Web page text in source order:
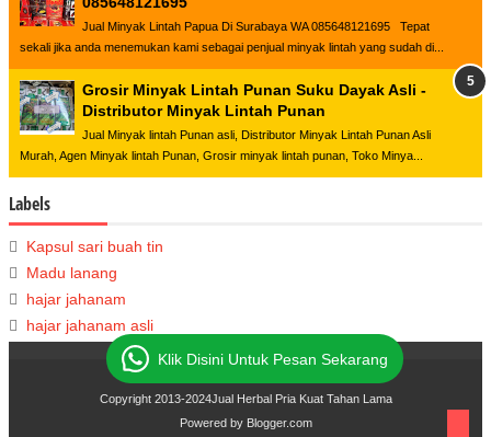
Jual Minyak Lintah Papua Di Surabaya WA 085648121695 Tepat
sekali jika anda menemukan kami sebagai penjual minyak lintah yang sudah di...
Grosir Minyak Lintah Punan Suku Dayak Asli -
Distributor Minyak Lintah Punan
Jual Minyak lintah Punan asli, Distributor Minyak Lintah Punan Asli
Murah, Agen Minyak lintah Punan, Grosir minyak lintah punan, Toko Minya...
Labels
Kapsul sari buah tin
Madu lanang
hajar jahanam
hajar jahanam asli
Copyright 2013-2024Jual Herbal Pria Kuat Tahan Lama
Powered by Blogger.com
Klik Disini Untuk Pesan Sekarang